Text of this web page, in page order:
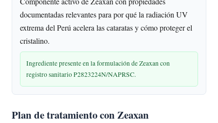
documentadas relevantes para por qué la radiación UV
extrema del Perú acelera las cataratas y cómo proteger el
cristalino.
Ingrediente presente en la formulación de Zeaxan con
registro sanitario P2823224N/NAPRSC.
Plan de tratamiento con Zeaxan